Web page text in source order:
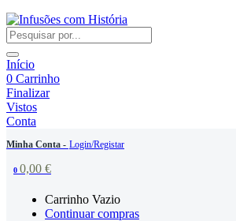
Início
0 Carrinho
Finalizar
Vistos
Conta
Minha Conta - Login/Registar
0 0,00 €
Carrinho Vazio
Continuar compras